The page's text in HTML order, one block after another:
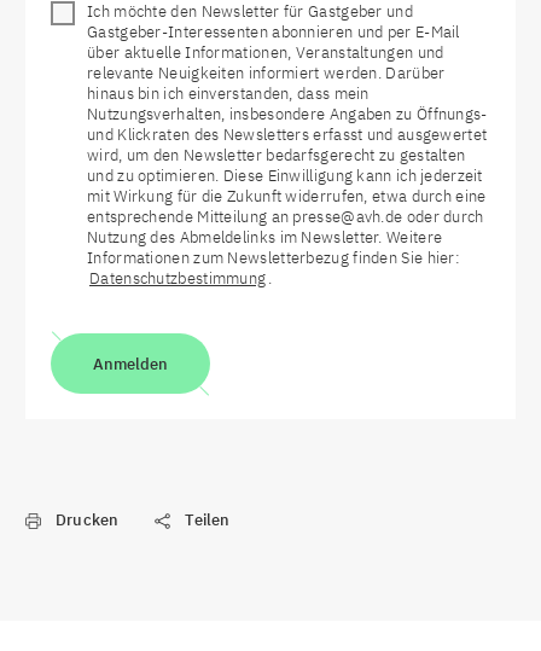
Ich möchte den Newsletter für Gastgeber und
Gastgeber-Interessenten abonnieren und per E-Mail
über aktuelle Informationen, Veranstaltungen und
relevante Neuigkeiten informiert werden. Darüber
hinaus bin ich einverstanden, dass mein
Nutzungsverhalten, insbesondere Angaben zu Öffnungs-
und Klickraten des Newsletters erfasst und ausgewertet
wird, um den Newsletter bedarfsgerecht zu gestalten
und zu optimieren. Diese Einwilligung kann ich jederzeit
mit Wirkung für die Zukunft widerrufen, etwa durch eine
entsprechende Mitteilung an presse@avh.de oder durch
Nutzung des Abmeldelinks im Newsletter. Weitere
Informationen zum Newsletterbezug finden Sie hier:
Datenschutzbestimmung.
Anmelden
Drucken Teilen